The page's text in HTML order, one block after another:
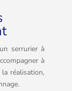
serrurier à
à
la réalisation,